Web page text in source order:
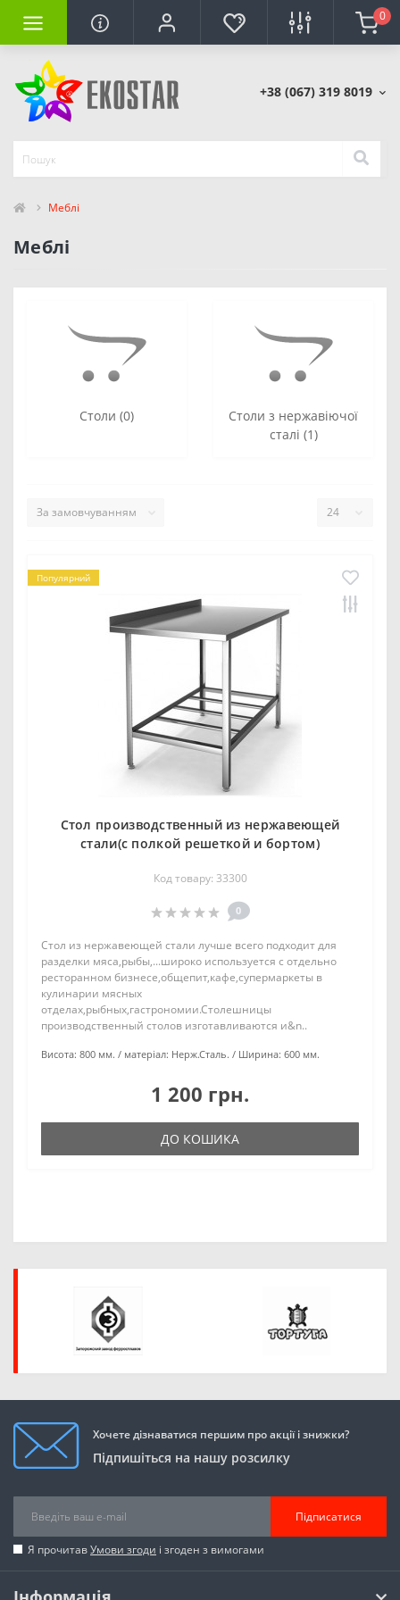
0
+38 (067) 319 8019
Меблі
Меблі
Столи (0)
Столи з нержавіючої
сталі (1)
Популярний
Стол производственный из нержавеющей
стали(с полкой решеткой и бортом)
Код товару: 33300
0
Стол из нержавеющей стали лучше всего подходит для
разделки мяса,рыбы,...широко используется с отдельно
ресторанном бизнесе,общепит,кафе,супермаркеты в
кулинарии мясных
отделах,рыбных,гастрономии.Столешницы
производственный столов изготавливаются и&n..
Висота: 800 мм. матеріал: Нерж.Сталь. Ширина: 600 мм.
1 200 грн.
ДО КОШИКА
Хочете дізнаватися першим про акції і знижки?
Підпишіться на нашу розсилку
Підписатися
Я прочитавУмови згоди і згоден з вимогами